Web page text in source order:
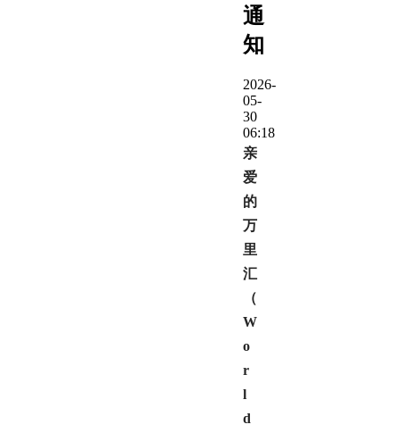
通
知
2026-
05-
30
06:18
亲
爱
的
万
里
汇
（
W
o
r
l
d